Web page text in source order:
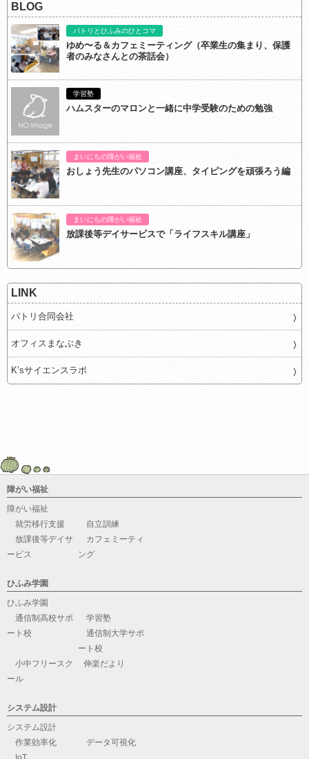
BLOG
パトリとひふみのひとコマ
ゆめ〜る＆カフェミーティング（卒業生の集まり、保護
者のみなさんとの茶話会）
学習塾
ハムスターのマロンと一緒に中学受験のための勉強
まいにちの障がい福祉
おしょう先生のパソコン講座、タイピングを頑張ろう編
まいにちの障がい福祉
放課後等デイサービスで「ライフスキル講座」
LINK
パトリ合同会社
オフィスまなぶき
K’sサイエンスラボ
障がい福祉
障がい福祉
就労移行支援
自立訓練
放課後等デイサ
ービス
カフェミーティ
ング
ひふみ学園
ひふみ学園
通信制高校サポ
ート校
学習塾
通信制大学サポ
ート校
小中フリースク
ール
伸楽だより
システム設計
システム設計
作業効率化
データ可視化